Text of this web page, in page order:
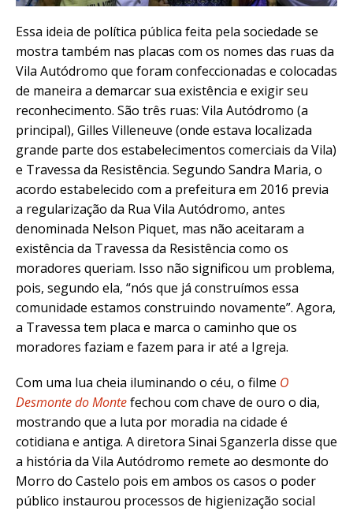
Essa ideia de política pública feita pela sociedade se
mostra também nas placas com os nomes das ruas da
Vila Autódromo que foram confeccionadas e colocadas
de maneira a demarcar sua existência e exigir seu
reconhecimento. São três ruas: Vila Autódromo (a
principal), Gilles Villeneuve (onde estava localizada
grande parte dos estabelecimentos comerciais da Vila)
e Travessa da Resistência. Segundo Sandra Maria, o
acordo estabelecido com a prefeitura em 2016 previa
a regularização da Rua Vila Autódromo, antes
denominada Nelson Piquet, mas não aceitaram a
existência da Travessa da Resistência como os
moradores queriam. Isso não significou um problema,
pois, segundo ela, “nós que já construímos essa
comunidade estamos construindo novamente”. Agora,
a Travessa tem placa e marca o caminho que os
moradores faziam e fazem para ir até a Igreja.
Com uma lua cheia iluminando o céu, o filme O
Desmonte do Montefechou com chave de ouro o dia,
mostrando que a luta por moradia na cidade é
cotidiana e antiga. A diretora Sinai Sganzerla disse que
a história da Vila Autódromo remete ao desmonte do
Morro do Castelo pois em ambos os casos o poder
público instaurou processos de higienização social